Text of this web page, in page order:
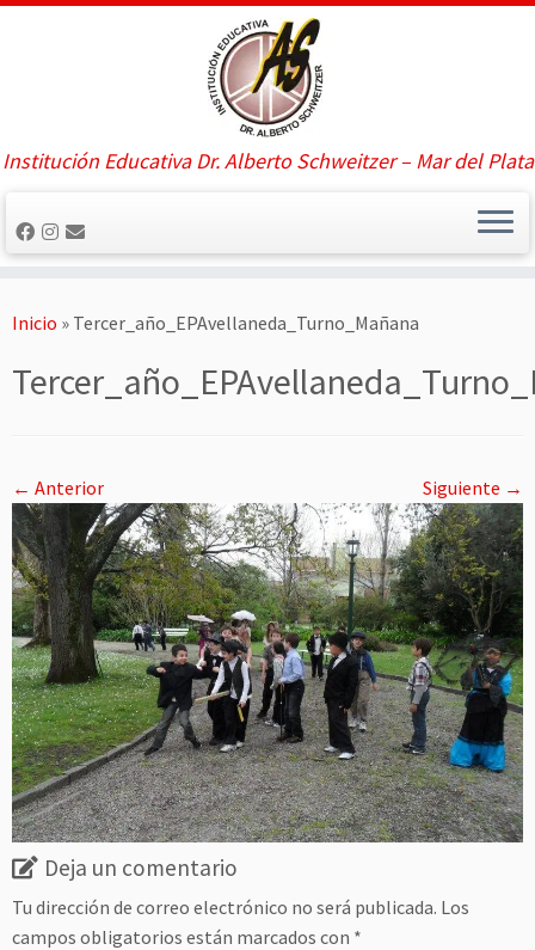
Saltar
Institución Educativa Dr. Alberto Schweitzer – Mar del Plata
Inicio » Tercer_año_EPAvellaneda_Turno_Mañana
← Anterior Siguiente →
Deja un comentario
Tu dirección de correo electrónico no será publicada. Los
campos obligatorios están marcados con *